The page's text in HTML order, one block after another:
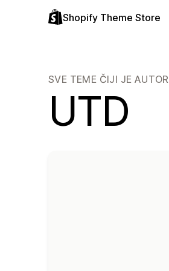
Shopify Theme Store
SVE TEME ČIJI JE AUTOR
UTD